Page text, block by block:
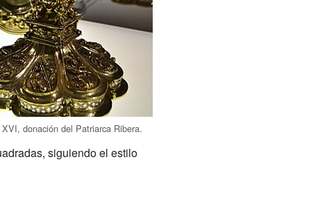
donación del Patriarca Ribera.
siguiendo el estilo